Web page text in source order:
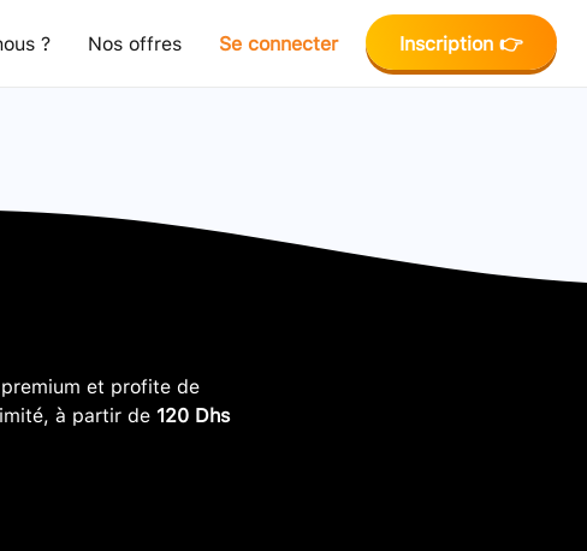
? Nos offres Se connecter Inscription 👉
et profite de
à partir de 120 Dhs